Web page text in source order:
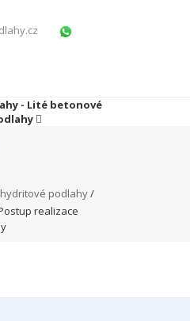
- Lité betonové
podlahy/
realizace